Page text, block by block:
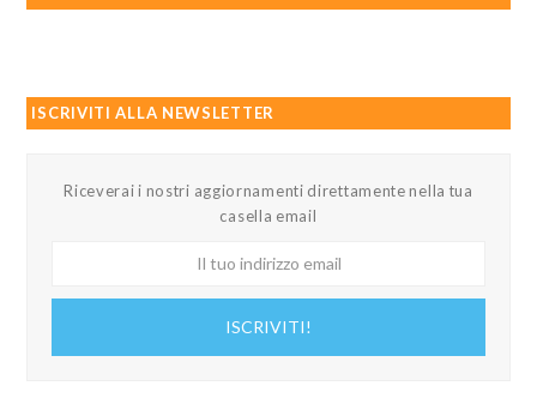
ISCRIVITI ALLA NEWSLETTER
Riceverai i nostri aggiornamenti direttamente nella tua
casella email
ISCRIVITI!